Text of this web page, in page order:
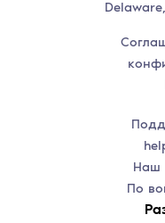
Наш
По